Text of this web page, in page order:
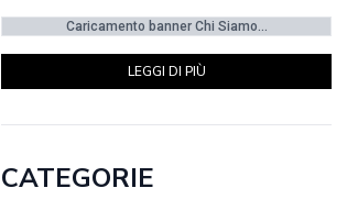
Caricamento banner Chi Siamo...
LEGGI DI PIÙ
CATEGORIE